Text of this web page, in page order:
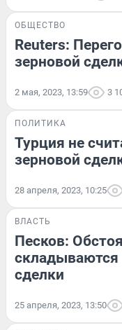
ОБЩЕСТВО
Reuters:
зерновой
2 мая, 2023, 13:59 3
ПОЛИТИКА
Турция не
зерновой
28 апреля, 2023, 10:25
ВЛАСТЬ
Песков:
складываются
сделки
25 апреля, 2023, 13:50